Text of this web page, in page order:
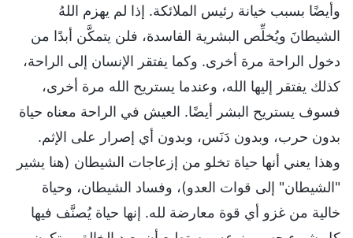
وأيضًا بسبب خيانة رئيس الملائكة. إذا لم يهزم اللهُ
الشيطانَ ويُخلِّص البشرية الفاسدة، فلن يتمكَّن أبدًا من
دخول الراحة مرة أخرى. وكما يفتقر الإنسان إلى الراحة،
كذلك يفتقر إليها الله، وعندما يستريح الله مرة أخرى،
فسوف يستريح البشر أيضًا. العيش في الراحة معناه حياة
بدون حرب، وبدون دَنَس، وبدون أي إصرار على الإثم.
وهذا يعني أنها حياة تخلو من إزعاجات الشيطان (هنا يشير
"الشيطان" إلى قوات العدو)، وفساد الشيطان، وحياة
خالية من غزو أي قوة معارضة لله. إنها حياة يُصنَّف فيها